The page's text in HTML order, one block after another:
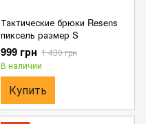
Тактические брюки Resens
пиксель размер S
999 грн 1 430 грн
В наличии
Купить